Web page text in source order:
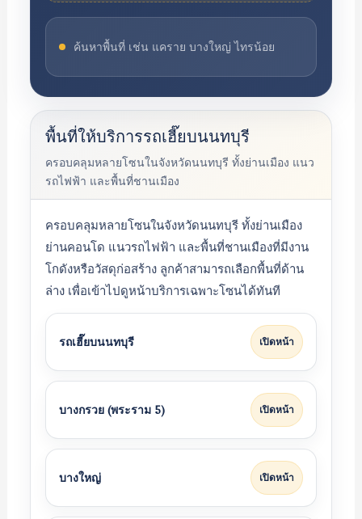
พื้นที่ให้บริการรถเฮี๊ยบนนทบุรี
ครอบคลุมหลายโซนในจังหวัดนนทบุรี ทั้งย่านเมือง แนว
รถไฟฟ้า และพื้นที่ชานเมือง
ครอบคลุมหลายโซนในจังหวัดนนทบุรี ทั้งย่านเมือง
ย่านคอนโด แนวรถไฟฟ้า และพื้นที่ชานเมืองที่มีงาน
โกดังหรือวัสดุก่อสร้าง ลูกค้าสามารถเลือกพื้นที่ด้าน
ล่าง เพื่อเข้าไปดูหน้าบริการเฉพาะโซนได้ทันที
รถเฮี๊ยบนนทบุรี เปิดหน้า
บางกรวย (พระราม 5) เปิดหน้า
บางใหญ่ เปิดหน้า